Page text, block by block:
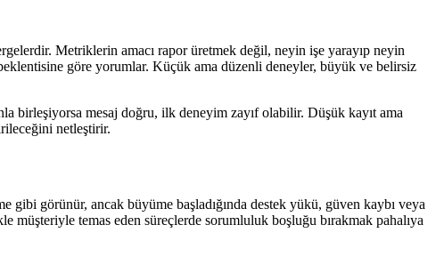
Metriklerin amacı rapor üretmek değil, neyin işe yarayıp neyin
göre yorumlar. Küçük ama düzenli deneyler, büyük ve belirsiz
birleşiyorsa mesaj doğru, ilk deneyim zayıf olabilir. Düşük kayıt ama
netleştirir.
gibi görünür, ancak büyüme başladığında destek yükü, güven kaybı veya
müşteriyle temas eden süreçlerde sorumluluk boşluğu bırakmak pahalıya